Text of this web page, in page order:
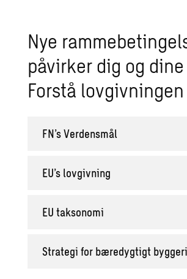
Nye
påvirker dig og
Forstå lovgivningen
FN’s Verdensmål
EU’s lovgivning
EU taksonomi
Strategi for bæredygtigt byggeri